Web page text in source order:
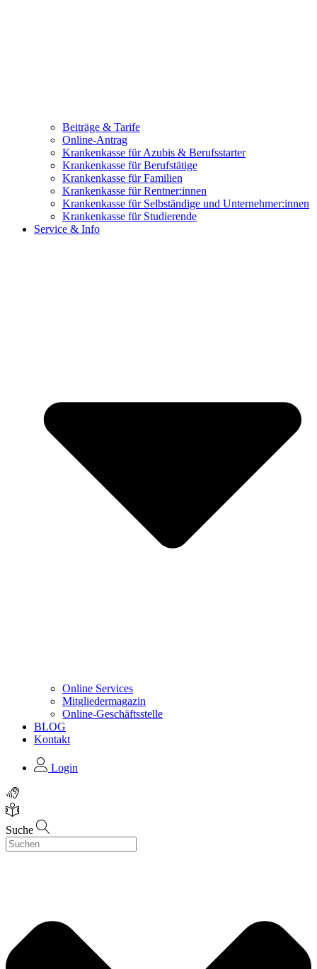
Beiträge & Tarife
Online-Antrag
Krankenkasse für Azubis & Berufsstarter
Krankenkasse für Berufstätige
Krankenkasse für Familien
Krankenkasse für Rentner:innen
Krankenkasse für Selbständige und Unternehmer:innen
Krankenkasse für Studierende
Service & Info
Online Services
Mitgliedermagazin
Online-Geschäftsstelle
BLOG
Kontakt
Login
Suche